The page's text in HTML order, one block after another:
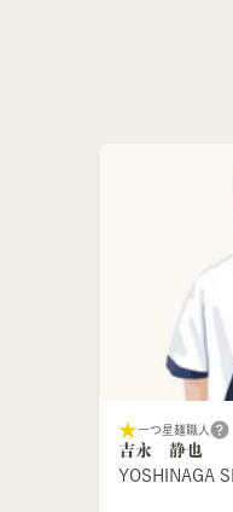
一つ星麺職人
吉永 静也
YOSHINAGA